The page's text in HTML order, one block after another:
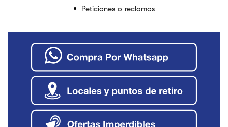
Peticiones o reclamos